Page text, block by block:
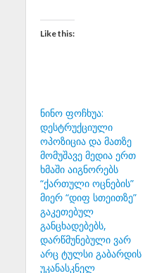
Like this:
ნინო ფოჩხუა:
დესტრუქციული
ოპოზიცია და მათზე
მომუშავე მედია ერთ
ხმაში აიგნორებს
“ქართული ოცნების”
მიერ “დიფ სთეითზე”
გაკეთებულ
განცხადებებს,
დარწმუნებული ვარ
არც ტულსი გაბარდის
უკანასკნელ